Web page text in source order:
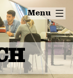
Menu